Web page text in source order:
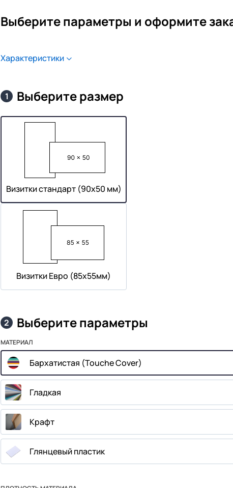
Выберите параметры и оформите
Характеристики
1 Выберите размер
Визитки стандарт (90х50 мм)
Визитки Евро (85х55мм)
2 Выберите параметры
МАТЕРИАЛ
Бархатистая (Touche Cover)
Гладкая
Крафт
Глянцевый пластик